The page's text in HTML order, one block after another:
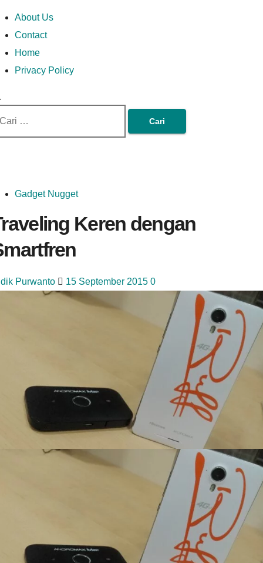
Money In Every
Way
In Every Way
About Us
Contact
Home
Privacy Policy
Gadget Nugget
Keren dengan
Purwanto 15 September 2015 0